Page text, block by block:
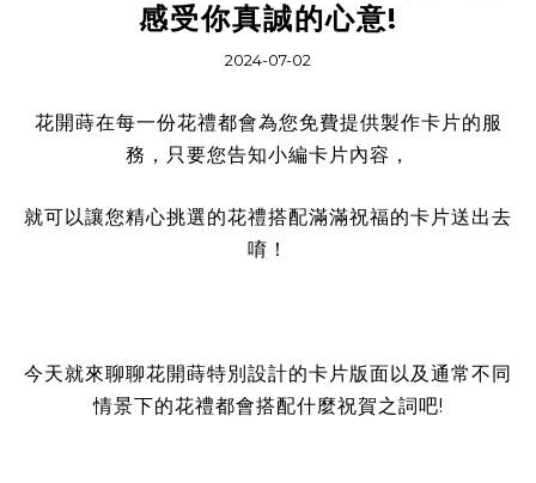
感受你真誠的心意!
2024-07-02
花開蒔在每一份花禮都會為您免費提供製作卡片的服
務，只要您告知小編卡片內容，
就可以讓您精心挑選的花禮搭配滿滿祝福的卡片送出去
唷！
今天就來聊聊花開蒔特別設計的卡片版面以及通常不同
情景下的花禮都會搭配什麼祝賀之詞吧!